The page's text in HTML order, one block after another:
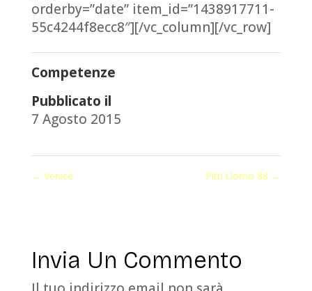
orderby=”date” item_id=”1438917711-
55c4244f8ecc8″][/vc_column][/vc_row]
Competenze
Pubblicato il
7 Agosto 2015
← Venice Pitti Uomo 88 →
Invia Un Commento